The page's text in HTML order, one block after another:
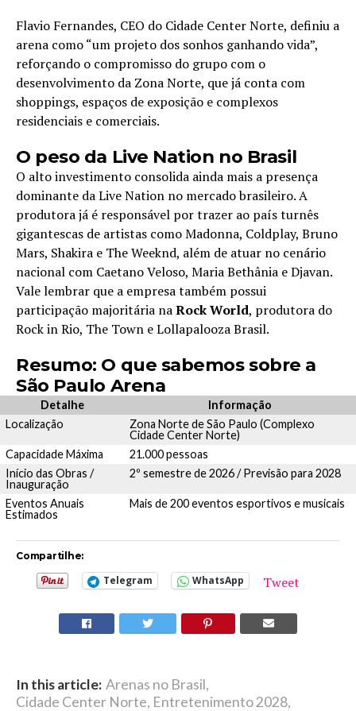
Flavio Fernandes, CEO do Cidade Center Norte, definiu a
arena como “um projeto dos sonhos ganhando vida”,
reforçando o compromisso do grupo com o
desenvolvimento da Zona Norte, que já conta com
shoppings, espaços de exposição e complexos
residenciais e comerciais.
O peso da Live Nation no Brasil
O alto investimento consolida ainda mais a presença
dominante da Live Nation no mercado brasileiro. A
produtora já é responsável por trazer ao país turnês
gigantescas de artistas como Madonna, Coldplay, Bruno
Mars, Shakira e The Weeknd, além de atuar no cenário
nacional com Caetano Veloso, Maria Bethânia e Djavan.
Vale lembrar que a empresa também possui
participação majoritária naRock World, produtora do
Rock in Rio, The Town e Lollapalooza Brasil.
Resumo: O que sabemos sobre a
São Paulo Arena
Detalhe
Informação
Localização
Zona Norte de São Paulo (Complexo
Cidade Center Norte)
Capacidade Máxima
21.000 pessoas
Início das Obras /
Inauguração
2º semestre de 2026 / Previsão para 2028
Eventos Anuais
Estimados
Mais de 200 eventos esportivos e musicais
Compartilhe:
Telegram WhatsApp Tweet
In this article: Arenas no Brasil,
Cidade Center Norte, Entretenimento 2028,